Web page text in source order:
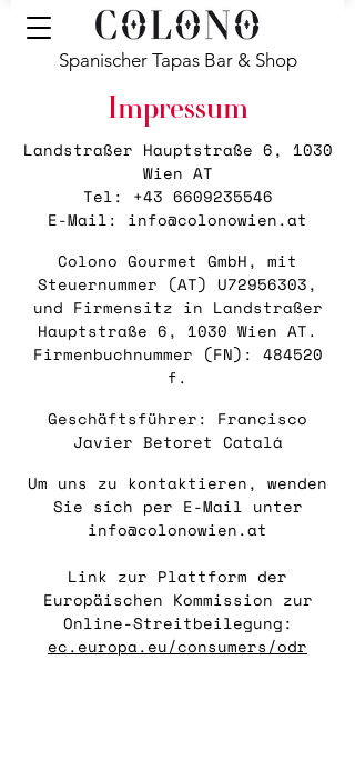
Spanischer Tapas Bar & Shop
Impressum
Landstraßer Hauptstraße 6, 1030
Wien AT
Tel: +43 6609235546
E-Mail: info@colonowien.at
Colono Gourmet GmbH, mit
Steuernummer (AT) U72956303,
und Firmensitz in Landstraßer
Hauptstraße 6, 1030 Wien AT.
Firmenbuchnummer (FN): 484520
f.
Geschäftsführer: Francisco
Javier Betoret Catalá
Um uns zu kontaktieren, wenden
Sie sich per E-Mail unter
info@colonowien.at
Link zur Plattform der
Europäischen Kommission zur
Online-Streitbeilegung:
ec.europa.eu/consumers/odr